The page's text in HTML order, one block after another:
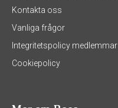
Kontakta oss
Vanliga frågor
Integritetspolicy medlemmar
Cookiepolicy